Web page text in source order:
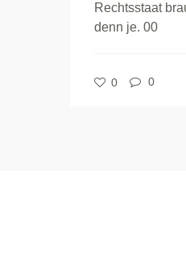
Rechtsstaat
denn je. 00
0 0